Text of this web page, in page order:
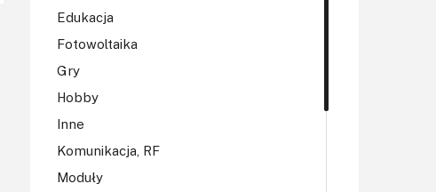
Edukacja
Fotowoltaika
Gry
Hobby
Inne
Komunikacja, RF
Moduły